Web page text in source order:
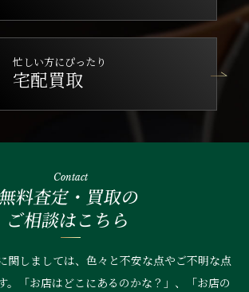
忙しい方にぴったり
宅配買取
Contact
料査定・買取の
ご相談はこちら
関しましては、色々と不安な点やご不明な点
。「お店はどこにあるのかな？」、
「お店の